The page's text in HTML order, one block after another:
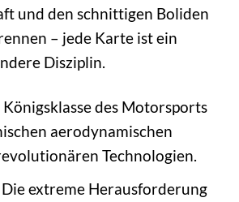
und den schnittigen Boliden
– jede Karte ist ein
Disziplin.
Königsklasse des Motorsports
aerodynamischen
Technologien.
Die extreme Herausforderung